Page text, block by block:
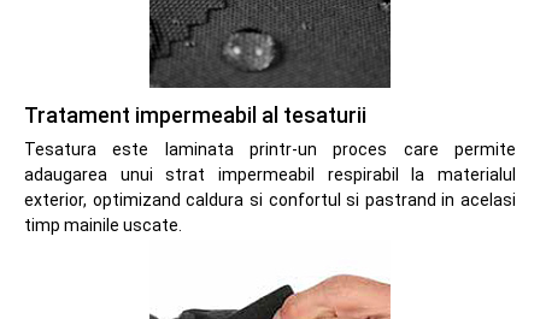
Tratament impermeabil al tesaturii
Tesatura este laminata printr-un proces care permite
adaugarea unui strat impermeabil respirabil la materialul
exterior, optimizand caldura si confortul si pastrand in acelasi
timp mainile uscate.